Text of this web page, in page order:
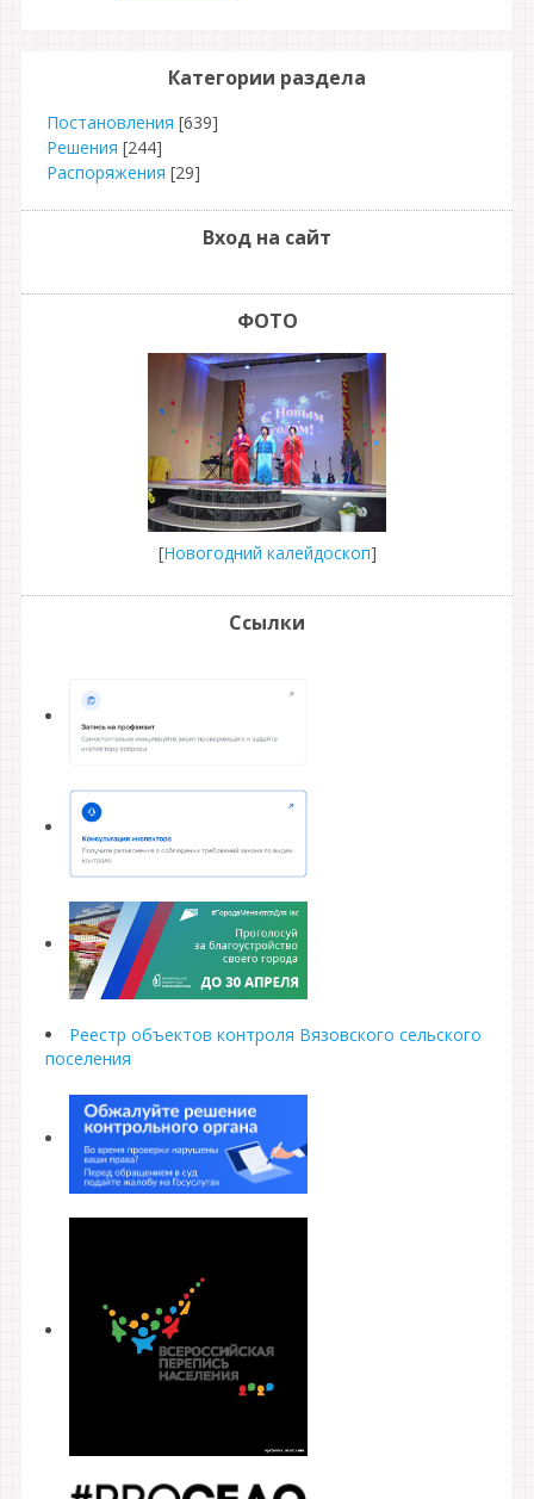
Категории раздела
Постановления [639]
Решения [244]
Распоряжения [29]
Вход на сайт
ФОТО
[Новогодний калейдоскоп]
Ссылки
Реестр объектов контроля Вязовского сельского
поселения